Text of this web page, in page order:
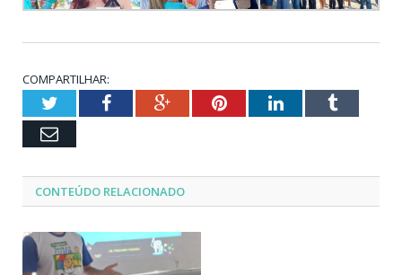
COMPARTILHAR:
TwitterFacebookGoogle+PinterestLinkedInTumblr
Email
CONTEÚDO RELACIONADO